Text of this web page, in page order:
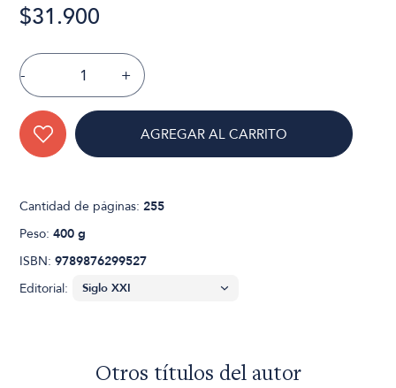
$31.900
- +
AGREGAR AL CARRITO
Cantidad de páginas:255
Peso:400 g
ISBN:9789876299527
Editorial:
Otros títulos del autor